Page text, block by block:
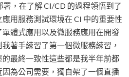
，在了解 CI/CD 的過程領悟到了
用服務測試環境在 CI 中的重要性
體式應用以及微服務應用在開發
著手練習了第一個微服務練習，
最終一致性這些都是我半年前都
為公司需要，獨自架了一個直播